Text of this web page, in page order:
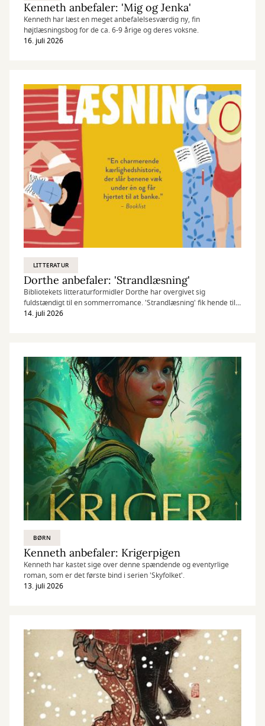
Kenneth anbefaler: 'Mig og Jenka'
Kenneth har læst en meget anbefalelsesværdig ny, fin
højtlæsningsbog for de ca. 6-9 årige og deres voksne.
16. juli 2026
LITTERATUR
Dorthe anbefaler: 'Strandlæsning'
Bibliotekets litteraturformidler Dorthe har overgivet sig
fuldstændigt til en sommerromance. 'Strandlæsning' fik hende til
det.
14. juli 2026
BØRN
Kenneth anbefaler: Krigerpigen
Kenneth har kastet sige over denne spændende og eventyrlige
roman, som er det første bind i serien 'Skyfolket'.
13. juli 2026